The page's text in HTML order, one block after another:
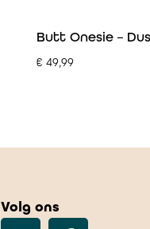
Butt Onesie –
€ 49,99
Volg ons